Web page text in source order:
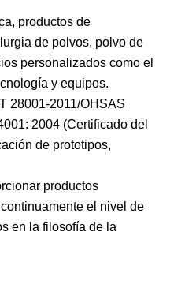
productos de
de polvos, polvo de
personalizados como el
y equipos.
28001-2011/OHSAS
2004 (Certificado del
de prototipos,
productos
el nivel de
​​en la filosofía de la